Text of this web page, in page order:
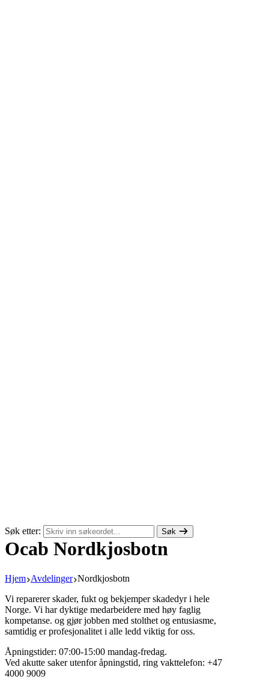
Søk etter: Søk
Ocab Nordkjosbotn
Hjem Avdelinger Nordkjosbotn
Vi reparerer skader, fukt og bekjemper skadedyr i hele
Norge. Vi har dyktige medarbeidere med høy faglig
kompetanse. og gjør jobben med stolthet og entusiasme,
samtidig er profesjonalitet i alle ledd viktig for oss.
Åpningstider: 07:00-15:00 mandag-fredag.
Ved akutte saker utenfor åpningstid, ring vakttelefon: +47
4000 9009